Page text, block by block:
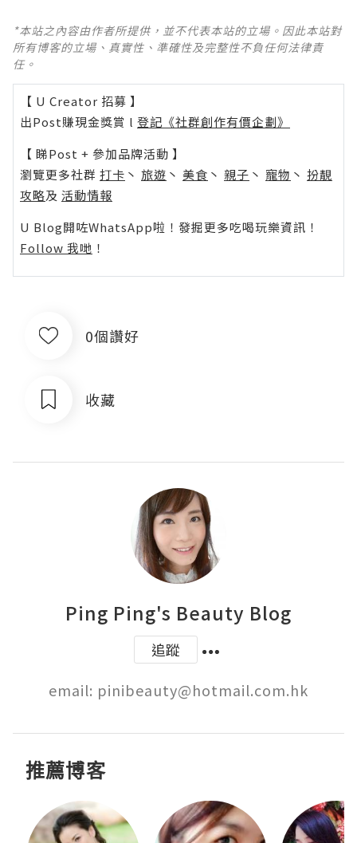
*本站之內容由作者所提供，並不代表本站的立場。因此本站對
所有博客的立場、真實性、準確性及完整性不負任何法律責
任。
【 U Creator 招募 】
出Post賺現金獎賞 l 登記《社群創作有價企劃》
【 睇Post + 參加品牌活動 】
瀏覽更多社群 打卡 丶 旅遊 丶 美食 丶 親子 丶 寵物 丶 扮靚
攻略及 活動情報
U Blog開咗WhatsApp啦！發掘更多吃喝玩樂資訊！
Follow 我哋 ！
0個讚好
收藏
Ping Ping's Beauty Blog
追蹤
email: pinibeauty@hotmail.com.hk
推薦博客